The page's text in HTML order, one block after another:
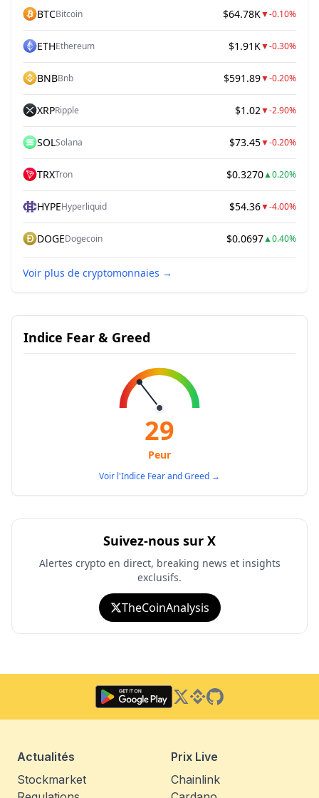
BTCBitcoin $64.78K▼-0.10%
ETHEthereum $1.91K▼-0.30%
BNBBnb $591.89▼-0.20%
XRPRipple $1.02▼-2.90%
SOLSolana $73.45▼-0.20%
TRXTron $0.3270▲0.20%
HYPEHyperliquid $54.36▼-4.00%
DOGEDogecoin $0.0697▲0.40%
Voir plus de cryptomonnaies →
Indice Fear & Greed
29
Peur
Voir l'Indice Fear and Greed →
Suivez-nous sur X
Alertes crypto en direct, breaking news et insights
exclusifs.
TheCoinAnalysis
Twitter
Binance Square
GitHub
Actualités
Stockmarket
Prix Live
Chainlink